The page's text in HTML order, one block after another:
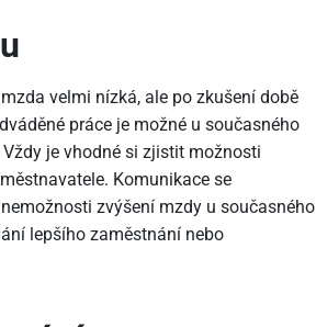
velmi nízká, ale po zkušení době
práce je možné u současného
je vhodné si zjistit možnosti
Komunikace se
zvýšení mzdy u současného
lepšího zaměstnání nebo